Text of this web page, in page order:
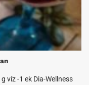
víz -1 ek Dia-Wellness